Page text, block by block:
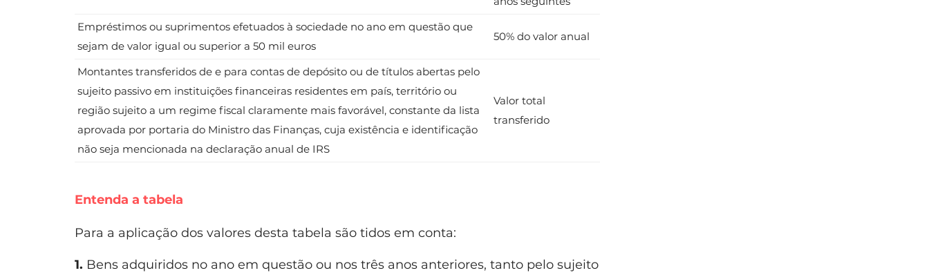
Empréstimos ou suprimentos efetuados à sociedade no ano em questão que
sejam de valor igual ou superior a 50 mil euros
50% do valor anual
Montantes transferidos de e para contas de depósito ou de títulos abertas pelo
sujeito passivo em instituições financeiras residentes em país, território ou
região sujeito a um regime fiscal claramente mais favorável, constante da lista
aprovada por portaria do Ministro das Finanças, cuja existência e identificação
não seja mencionada na declaração anual de IRS
Valor total
transferido
Entenda a tabela
Para a aplicação dos valores desta tabela são tidos em conta:
1. Bens adquiridos no ano em questão ou nos três anos anteriores, tanto pelo sujeito